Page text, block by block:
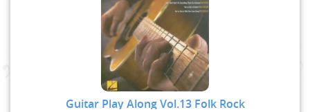
Guitar Play Along Vol.13 Folk Rock